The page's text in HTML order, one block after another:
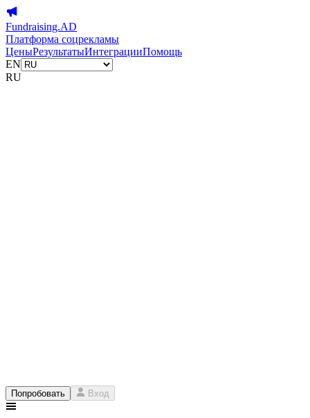
Fundraising.AD
Платформа соцрекламы
ЦеныРезультатыИнтеграцииПомощь
EN
RU
Попробовать Вход